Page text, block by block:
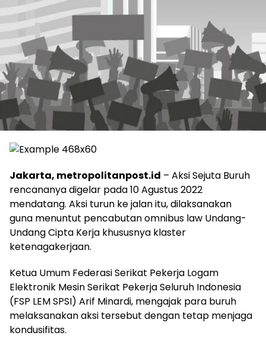
Jakarta, metropolitanpost.id – Aksi Sejuta Buruh
rencananya digelar pada 10 Agustus 2022
mendatang. Aksi turun ke jalan itu, dilaksanakan
guna menuntut pencabutan omnibus law Undang-
Undang Cipta Kerja khususnya klaster
ketenagakerjaan.
Ketua Umum Federasi Serikat Pekerja Logam
Elektronik Mesin Serikat Pekerja Seluruh Indonesia
(FSP LEM SPSI) Arif Minardi, mengajak para buruh
melaksanakan aksi tersebut dengan tetap menjaga
kondusifitas.